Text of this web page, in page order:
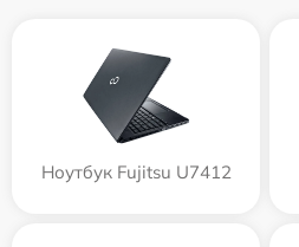
Ноутбук Fujitsu U7412